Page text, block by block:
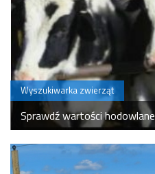
Wyszukiwarka zwierząt
Sprawdź wartości